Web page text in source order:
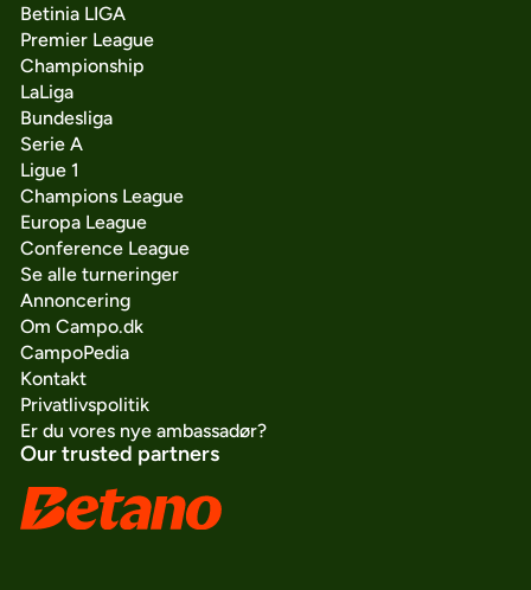
Betinia LIGA
Premier League
Championship
LaLiga
Bundesliga
Serie A
Ligue 1
Champions League
Europa League
Conference League
Se alle turneringer
Annoncering
Om Campo.dk
CampoPedia
Kontakt
Privatlivspolitik
Er du vores nye ambassadør?
Our trusted partners